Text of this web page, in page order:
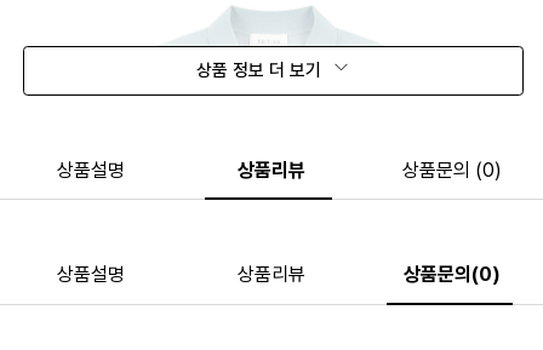
상품 정보 더 보기
상품설명 상품리뷰 상품문의 (0)
상품설명 상품리뷰 상품문의(0)